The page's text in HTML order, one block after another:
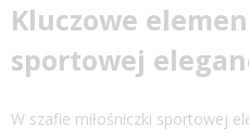
Kluczowe
sportowej
W szafie miłośniczki sportowej